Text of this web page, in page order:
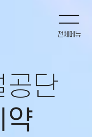
공단
약
전체메뉴